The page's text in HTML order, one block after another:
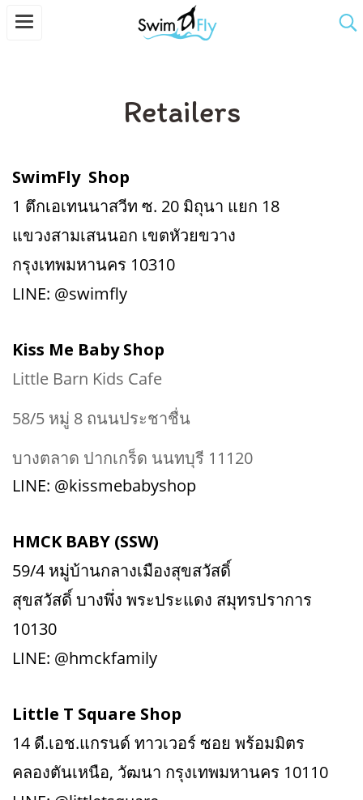
Retailers
SwimFly Shop
1 ตึกเอเทนนาสวีท ซ. 20 มิถุนา แยก 18
แขวงสามเสนนอก เขตหัวยขวาง
กรุงเทพมหานคร 10310
LINE: @swimfly
Kiss Me Baby Shop
Little Barn Kids Cafe
58/5 หมู่ 8 ถนนประชาชื่น
บางตลาด ปากเกร็ด นนทบุรี 11120
LINE: @kissmebabyshop
HMCK BABY (SSW)
59/4 หมู่บ้านกลางเมืองสุขสวัสดิ์
สุขสวัสดิ์ บางพึ่ง พระประแดง สมุทรปราการ
10130
LINE: @hmckfamily
Little T Square Shop
14 ดี.เอช.แกรนด์ ทาวเวอร์ ซอย พร้อมมิตร
คลองตันเหนือ, วัฒนา กรุงเทพมหานคร 10110